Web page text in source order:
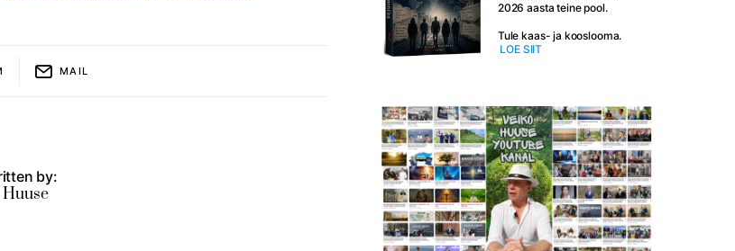
MAIL
by:
2026 aasta teine pool.
Tule kaas- ja kooslooma.
LOE SIIT